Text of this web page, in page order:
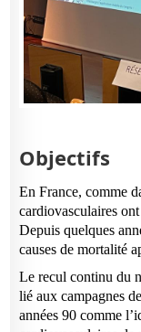
Objectifs
En France, comme
cardiovasculaires
Depuis quelques
causes de mortalité
Le recul continu du
lié aux campagnes
années 90 comme